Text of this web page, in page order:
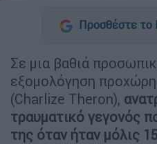
Προσθέστε
Σε μια βαθιά
εξομολόγηση
(Charlize Theron),
τραυματικό γεγονός
της όταν ήταν μόλις